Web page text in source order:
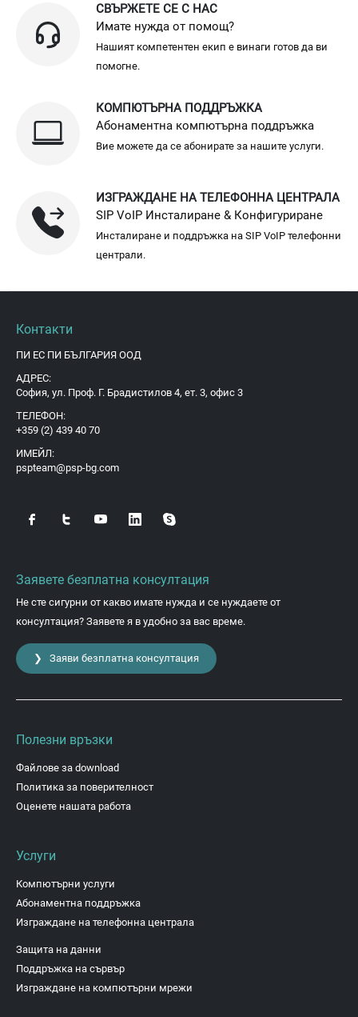
СВЪРЖЕТЕ СЕ С НАС
Имате нужда от помощ?
Нашият компетентен екип е винаги готов да ви
помогне.
КОМПЮТЪРНА ПОДДРЪЖКА
Абонаментна компютърна поддръжка
Вие можете да се абонирате за нашите услуги.
ИЗГРАЖДАНЕ НА ТЕЛЕФОННА ЦЕНТРАЛА
SIP VoIP Инсталиране & Конфигуриране
Инсталиране и поддръжка на SIP VoIP телефонни
централи.
Контакти
ПИ ЕС ПИ БЪЛГАРИЯ ООД
АДРЕС:
София, ул. Проф. Г. Брадистилов 4, ет. 3, офис 3
ТЕЛЕФОН:
+359 (2) 439 40 70
ИМЕЙЛ:
pspteam@psp-bg.com
Заявете безплатна консултация
Не сте сигурни от какво имате нужда и се нуждаете от
консултация? Заявете я в удобно за вас време.
❯ Заяви безплатна консултация
Полезни връзки
Файлове за download
Политика за поверителност
Оценете нашата работа
Услуги
Компютърни услуги
Абонаментна поддръжка
Изграждане на телефонна централа
Защита на данни
Поддръжка на сървър
Изграждане на компютърни мрежи